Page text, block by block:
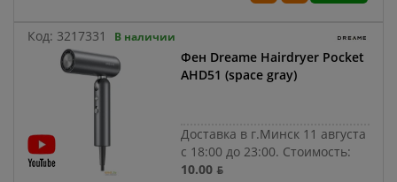
Код: 3217331 В наличии
Фен Dreame Hairdryer Pocket
AHD51 (space gray)
Доставка в г.Минск 11 августа
с 18:00 до 23:00. Стоимость:
10.00 ƃ